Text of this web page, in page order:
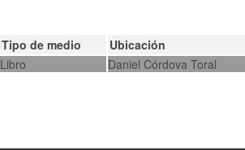
Tipo de medio Ubicación
Libro Daniel Córdova Toral